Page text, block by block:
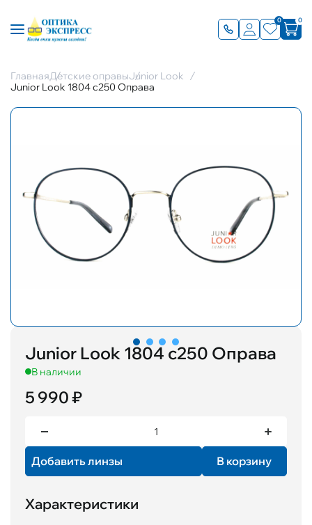
0 0
ГлавнаяДетские оправыJunior Look
Junior Look 1804 c250 Оправа
Junior Look 1804 c250 Оправа
В наличии
5 990 ₽
Добавить линзы В корзину
Характеристики